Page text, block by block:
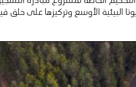
البيئية الأوسع وتركيزها على خلق